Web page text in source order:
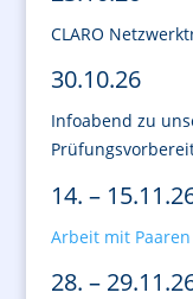
CLARO
30.10.26
Infoabend zu
14. –
Arbeit mit
28. –